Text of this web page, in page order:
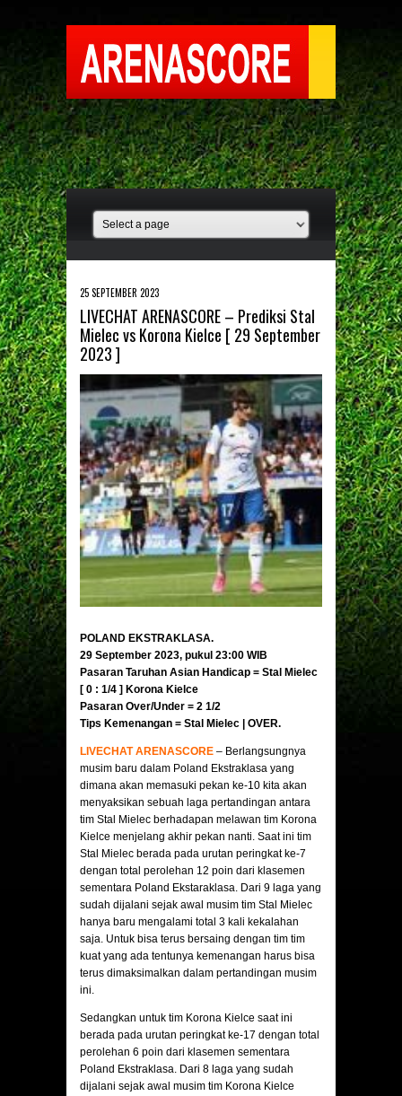
25 SEPTEMBER 2023
LIVECHAT ARENASCORE – Prediksi Stal
Mielec vs Korona Kielce [ 29 September
2023 ]
POLAND EKSTRAKLASA.
29 September 2023, pukul 23:00 WIB
Pasaran Taruhan Asian Handicap = Stal Mielec
[ 0 : 1/4 ] Korona Kielce
Pasaran Over/Under = 2 1/2
Tips Kemenangan = Stal Mielec | OVER.
LIVECHAT ARENASCORE – Berlangsungnya
musim baru dalam Poland Ekstraklasa yang
dimana akan memasuki pekan ke-10 kita akan
menyaksikan sebuah laga pertandingan antara
tim Stal Mielec berhadapan melawan tim Korona
Kielce menjelang akhir pekan nanti. Saat ini tim
Stal Mielec berada pada urutan peringkat ke-7
dengan total perolehan 12 poin dari klasemen
sementara Poland Ekstaraklasa. Dari 9 laga yang
sudah dijalani sejak awal musim tim Stal Mielec
hanya baru mengalami total 3 kali kekalahan
saja. Untuk bisa terus bersaing dengan tim tim
kuat yang ada tentunya kemenangan harus bisa
terus dimaksimalkan dalam pertandingan musim
ini.
Sedangkan untuk tim Korona Kielce saat ini
berada pada urutan peringkat ke-17 dengan total
perolehan 6 poin dari klasemen sementara
Poland Ekstraklasa. Dari 8 laga yang sudah
dijalani sejak awal musim tim Korona Kielce